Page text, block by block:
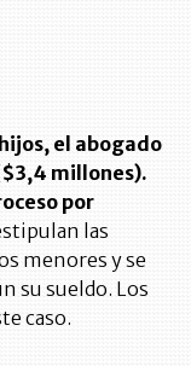
el abogado
millones).
por
las
menores y se
su sueldo. Los
caso.